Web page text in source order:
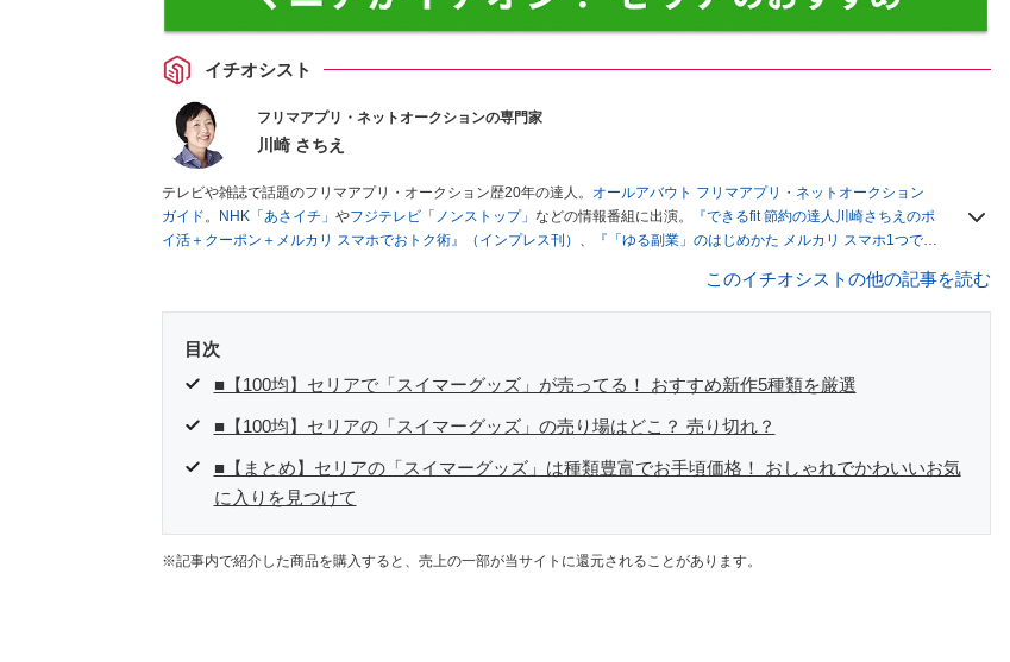
イチオシスト
フリマアプリ・ネットオークションの専門家
川崎 さちえ
テレビや雑誌で話題のフリマアプリ・オークション歴20年の達人。
オールアバウト フリマアプリ・ネットオークション
ガイド 。 NHK「あさイチ」 やフジテレビ「ノンストップ」 などの情報番組に出演。
『できるfit 節約の達人川崎さちえのポ
イ活＋クーポン＋メルカリ スマホでおトク術』（インプレス刊）
『「ゆる副業」のはじめかた メルカリ スマホ1つでス
■経歴：2003年、夫が子育てをするために、突然会社を辞める。翌月からの給料が０円になり、家にいながら、しかも空
いた時間でできるオークションに目をつける。しかし、取引の仕方がわからずに、まずは落札者として参加。その後、出
を生活の一部に取り入れるべく、「ネットオークションやフリマアプリは生活のインフラになる」という考えを持つ。ま
た消費税増税の社会においては、ネットオークションやフリマアプリが家計の救世主になりえると考え、業者とは違う視
このイチオシストの他の記事を読む
目次
■【100均】セリアで「スイマーグッズ」が売ってる！ おすすめ新作5種類を厳選
■【100均】セリアの「スイマーグッズ」の売り場はどこ？ 売り切れ？
■【まとめ】セリアの「スイマーグッズ」は種類豊富でお手頃価格！ おしゃれでかわいいお気
に入りを見つけて
※記事内で紹介した商品を購入すると、売上の一部が当サイトに還元されることがあります。